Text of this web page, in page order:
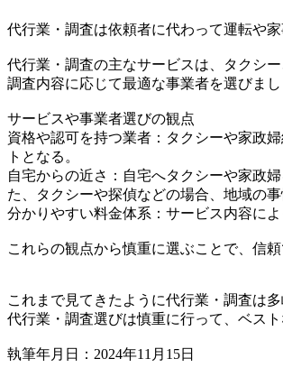
代行業・調査は依頼者に代わって運転や
代行業・調査の主なサービスは、タクシ
調査内容に応じて最適な事業者を選びまし
サービスや事業者選びの観点
資格や認可を持つ業者：タクシーや家政
トとなる。
自宅からの近さ：自宅へタクシーや家政
た、タクシーや探偵などの場合、地域の
分かりやすい料金体系：サービス内容に
これらの観点から慎重に選ぶことで、信
これまで見てきたように代行業・調査は
代行業・調査選びは慎重に行って、ベスト
執筆年月日：2024年11月15日